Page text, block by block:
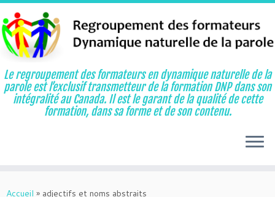
au
Le regroupement des formateurs en dynamique naturelle de la
parole est l’exclusif transmetteur de la formation DNP dans son
intégralité au Canada. Il est le garant de la qualité de cette
formation, dans sa forme et de son contenu.
Accueil » adjectifs et noms abstraits